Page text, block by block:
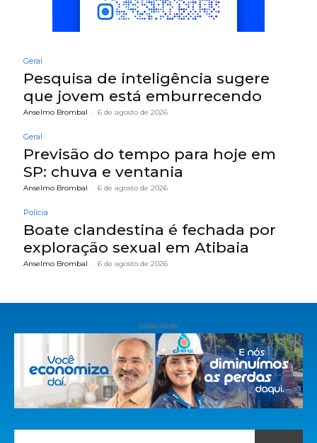
Geral
Pesquisa de inteligência sugere
que jovem está emburrecendo
Anselmo Brombal - 6 de agosto de 2026
Geral
Previsão do tempo para hoje em
SP: chuva e ventania
Anselmo Brombal - 6 de agosto de 2026
Polícia
Boate clandestina é fechada por
exploração sexual em Atibaia
Anselmo Brombal - 6 de agosto de 2026
publicidade